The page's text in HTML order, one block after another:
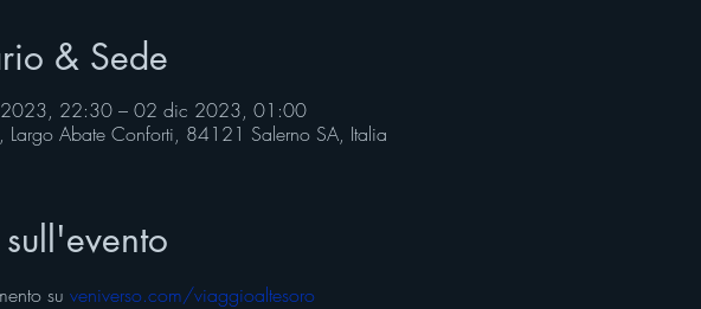
& Sede
22:30 – 02 dic 2023, 01:00
Largo Abate Conforti, 84121 Salerno SA, Italia
su veniverso.com/viaggioaltesoro